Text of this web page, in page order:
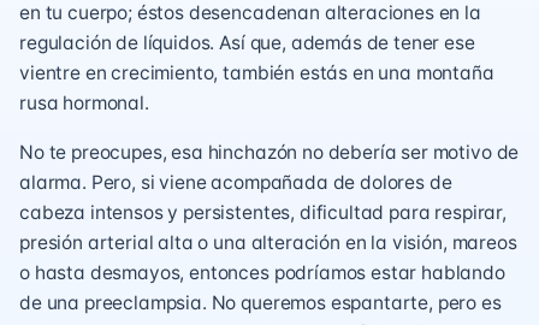
en tu cuerpo; éstos desencadenan alteraciones en la
regulación de líquidos. Así que, además de tener ese
vientre en crecimiento, también estás en una montaña
rusa hormonal.
No te preocupes, esa hinchazón no debería ser motivo de
alarma. Pero, si viene acompañada de dolores de
cabeza intensos y persistentes, dificultad para respirar,
presión arterial alta o una alteración en la visión, mareos
o hasta desmayos, entonces podríamos estar hablando
de una preeclampsia. No queremos espantarte, pero es